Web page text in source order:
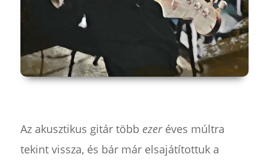
Az akusztikus gitár több ezeréves múltra
tekint vissza, és bár már elsajátítottuk a